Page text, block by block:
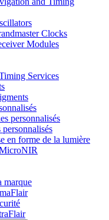
Clocks
Modules
Services
personnalisés
en forme de la lumière
marque